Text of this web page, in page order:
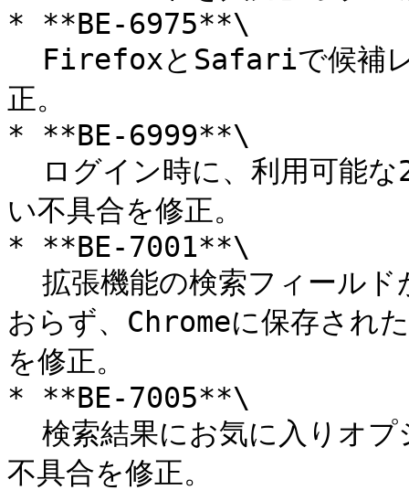
* **BE-6975**\
正。
* **BE-6999**\
い不具合を修正。
* **BE-7001**\
おらず、Chromeに保存され
を修正。
* **BE-7005**\
不具合を修正。